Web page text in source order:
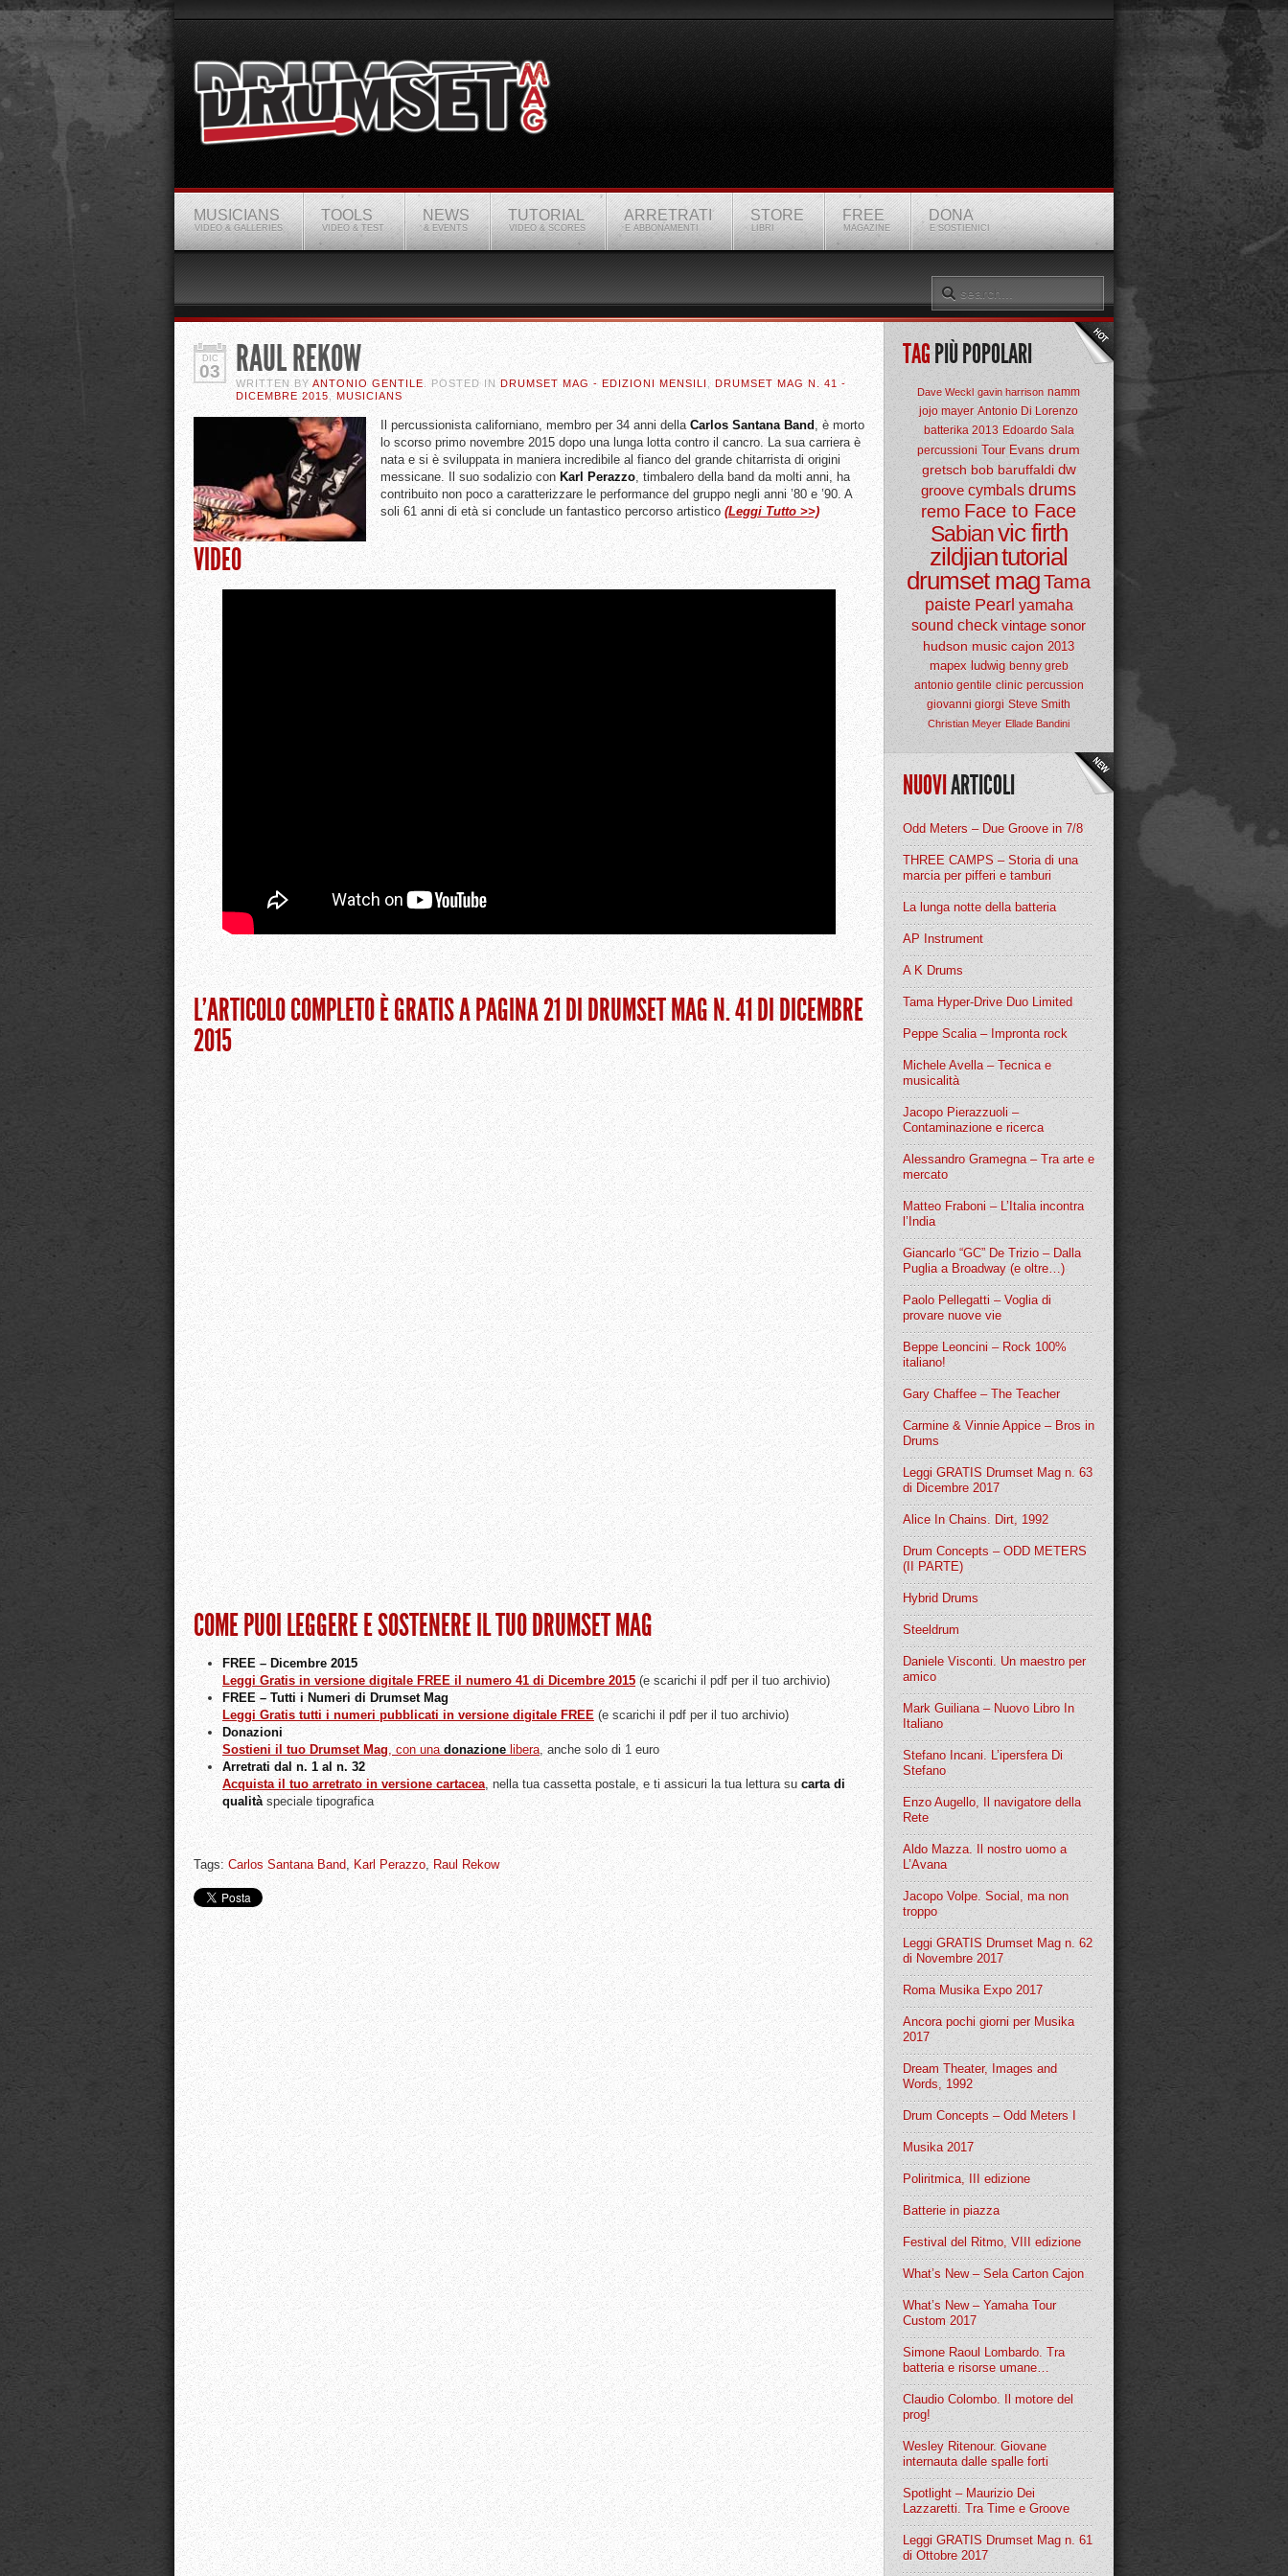
MUSICIANS
VIDEO & GALLERIES
TOOLS
VIDEO & TEST
NEWS
& EVENTS
TUTORIAL
VIDEO & SCORES
ARRETRATI
E ABBONAMENTI
STORE
LIBRI
FREE
MAGAZINE
DONA
E SOSTIENICI
DIC
03 RAUL REKOW
WRITTEN BY ANTONIO GENTILE . POSTED INDRUMSET MAG - EDIZIONI MENSILI, DRUMSET MAG N. 41 -
DICEMBRE 2015 , MUSICIANS
Il percussionista californiano, membro per 34 anni della Carlos Santana Band, è morto
lo scorso primo novembre 2015 dopo una lunga lotta contro il cancro. La sua carriera è
nata e si è sviluppata in maniera incredibile al fianco del grande chitarrista di origini
messicane. Il suo sodalizio con Karl Perazzo, timbalero della band da molti anni, ha
contribuito non poco a caratterizzare le performance del gruppo negli anni ’80 e ’90. A
soli 61 anni di età si conclude un fantastico percorso artistico (Leggi Tutto >>)
VIDEO
L’ARTICOLO COMPLETO È GRATIS A PAGINA 21 DI DRUMSET MAG N. 41 DI DICEMBRE
2015
COME PUOI LEGGERE E SOSTENERE IL TUO DRUMSET MAG
FREE – Dicembre 2015
Leggi Gratis in versione digitale FREE il numero 41 di Dicembre 2015 (e scarichi il pdf per il tuo archivio)
FREE – Tutti i Numeri di Drumset Mag
Leggi Gratis tutti i numeri pubblicati in versione digitale FREE (e scarichi il pdf per il tuo archivio)
Donazioni
Sostieni il tuo Drumset Mag, con una donazione libera, anche solo di 1 euro
Arretrati dal n. 1 al n. 32
Acquista il tuo arretrato in versione cartacea, nella tua cassetta postale, e ti assicuri la tua lettura sucarta di
qualitàspeciale tipografica
Tags: Carlos Santana Band, Karl Perazzo, Raul Rekow
TAGPIÙ POPOLARI
Dave Weckl gavin harrison namm
jojo mayer Antonio Di Lorenzo
batterika 2013 Edoardo Sala
percussioni Tour Evans drum
gretsch bob baruffaldi dw
groove cymbals drums
remo Face to Face
Sabianvic firth
zildjiantutorial
drumset magTama
paiste Pearl yamaha
sound check vintage sonor
hudson music cajon 2013
mapex ludwig benny greb
antonio gentile clinic percussion
giovanni giorgi Steve Smith
Christian Meyer Ellade Bandini
NUOVIARTICOLI
Odd Meters – Due Groove in 7/8
THREE CAMPS – Storia di una
marcia per pifferi e tamburi
La lunga notte della batteria
AP Instrument
A K Drums
Tama Hyper-Drive Duo Limited
Peppe Scalia – Impronta rock
Michele Avella – Tecnica e
musicalità
Jacopo Pierazzuoli –
Contaminazione e ricerca
Alessandro Gramegna – Tra arte e
mercato
Matteo Fraboni – L’Italia incontra
l’India
Giancarlo “GC” De Trizio – Dalla
Puglia a Broadway (e oltre…)
Paolo Pellegatti – Voglia di
provare nuove vie
Beppe Leoncini – Rock 100%
italiano!
Gary Chaffee – The Teacher
Carmine & Vinnie Appice – Bros in
Drums
Leggi GRATIS Drumset Mag n. 63
di Dicembre 2017
Alice In Chains. Dirt, 1992
Drum Concepts – ODD METERS
(II PARTE)
Hybrid Drums
Steeldrum
Daniele Visconti. Un maestro per
amico
Mark Guiliana – Nuovo Libro In
Italiano
Stefano Incani. L’ipersfera Di
Stefano
Enzo Augello, Il navigatore della
Rete
Aldo Mazza. Il nostro uomo a
L’Avana
Jacopo Volpe. Social, ma non
troppo
Leggi GRATIS Drumset Mag n. 62
di Novembre 2017
Roma Musika Expo 2017
Ancora pochi giorni per Musika
2017
Dream Theater, Images and
Words, 1992
Drum Concepts – Odd Meters I
Musika 2017
Poliritmica, III edizione
Batterie in piazza
Festival del Ritmo, VIII edizione
What’s New – Sela Carton Cajon
What’s New – Yamaha Tour
Custom 2017
Simone Raoul Lombardo. Tra
batteria e risorse umane…
Claudio Colombo. Il motore del
prog!
Wesley Ritenour. Giovane
internauta dalle spalle forti
Spotlight – Maurizio Dei
Lazzaretti. Tra Time e Groove
Leggi GRATIS Drumset Mag n. 61
di Ottobre 2017